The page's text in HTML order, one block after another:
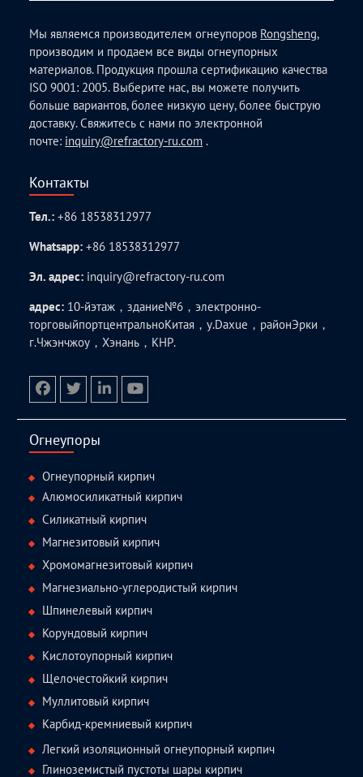
Мы являемся производителем огнеупоров Rongsheng,
производим и продаем все виды огнеупорных
материалов. Продукция прошла сертификацию качества
ISO 9001: 2005. Выберите нас, вы можете получить
больше вариантов, более низкую цену, более быструю
доставку. Свяжитесь с нами по электронной
почте: inquiry@refractory-ru.com .
Контакты
Тел.:+86 18538312977
Whatsapp:+86 18538312977
Эл. адрес: inquiry@refractory-ru.com
адрес: 10-йэтаж，здание№6，электронно-
торговыйпортцентральноКитая，у.Daxue，районЭрки，
г.Чжэнчжоу，Хэнань，КНР.
Огнеупоры
Огнеупорный кирпич
Алюмосиликатный кирпич
Силикатный кирпич
Магнезитовый кирпич
Хромомагнезитовый кирпич
Магнезиально-углеродистый кирпич
Шпинелевый кирпич
Корундовый кирпич
Кислотоупорный кирпич
Щелочестойкий кирпич
Муллитовый кирпич
Карбид-кремниевый кирпич
Легкий изоляционный огнеупорный кирпич
Глиноземистый пустоты шары кирпич